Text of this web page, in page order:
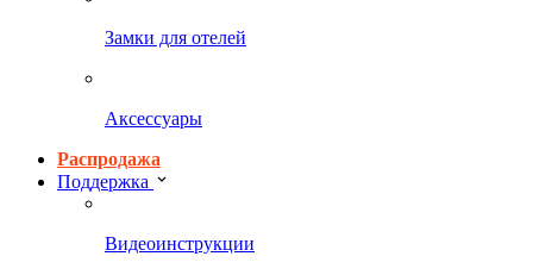
Замки для отелей
Аксессуары
Распродажа
Поддержка
Видеоинструкции